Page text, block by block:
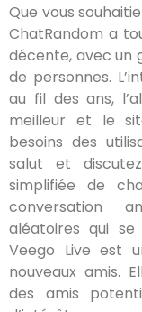
Que vous
ChatRandom a
décente, avec un
de personnes.
au fil des ans,
meilleur et le
besoins des
salut et
simplifiée de
conversation
aléatoires qui
Veego Live est
nouveaux amis.
des amis